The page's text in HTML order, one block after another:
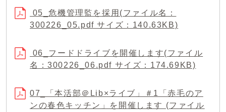
05_危機管理監を採用(ファイル名：
300226_05.pdf サイズ：140.63KB)
06_フードドライブを開催します(ファイル
名：300226_06.pdf サイズ：174.69KB)
07_「本活部＠Lib×ライブ」＃1「赤毛のア
ンの春色キッチン」を開催します (ファイル